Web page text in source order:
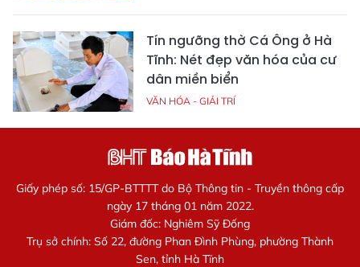
Tín ngưỡng thờ Cá Ông ở Hà
Tĩnh: Nét đẹp văn hóa của cư
dân miền biển
VĂN HÓA - GIẢI TRÍ
Giấy phép số: 15/GP-BTTTT do Bộ Thông tin - Truyền thông cấp
ngày 17 tháng 01 năm 2022.
Giám đốc: Nghiêm Sỹ Đống
Trụ sở chính: Số 22, đường Phan Đình Phùng, phường Thành
Sen, tỉnh Hà Tĩnh